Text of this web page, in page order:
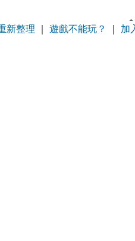
新整理 遊戲不能玩？ 加